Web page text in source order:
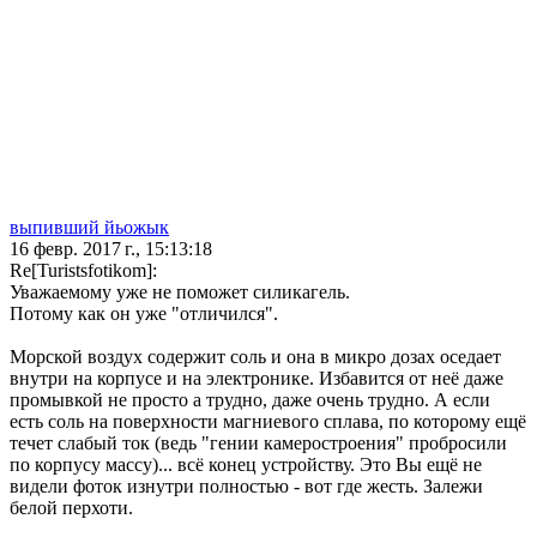
выпивший йьожык
16 февр. 2017 г., 15:13:18
Re[Turistsfotikom]:
Уважаемому уже не поможет силикагель.
Потому как он уже "отличился".
Морской воздух содержит соль и она в микро дозах оседает
внутри на корпусе и на электронике. Избавится от неё даже
промывкой не просто а трудно, даже очень трудно. А если
есть соль на поверхности магниевого сплава, по которому ещё
течет слабый ток (ведь "гении камеростроения" пробросили
по корпусу массу)... всё конец устройству. Это Вы ещё не
видели фоток изнутри полностью - вот где жесть. Залежи
белой перхоти.